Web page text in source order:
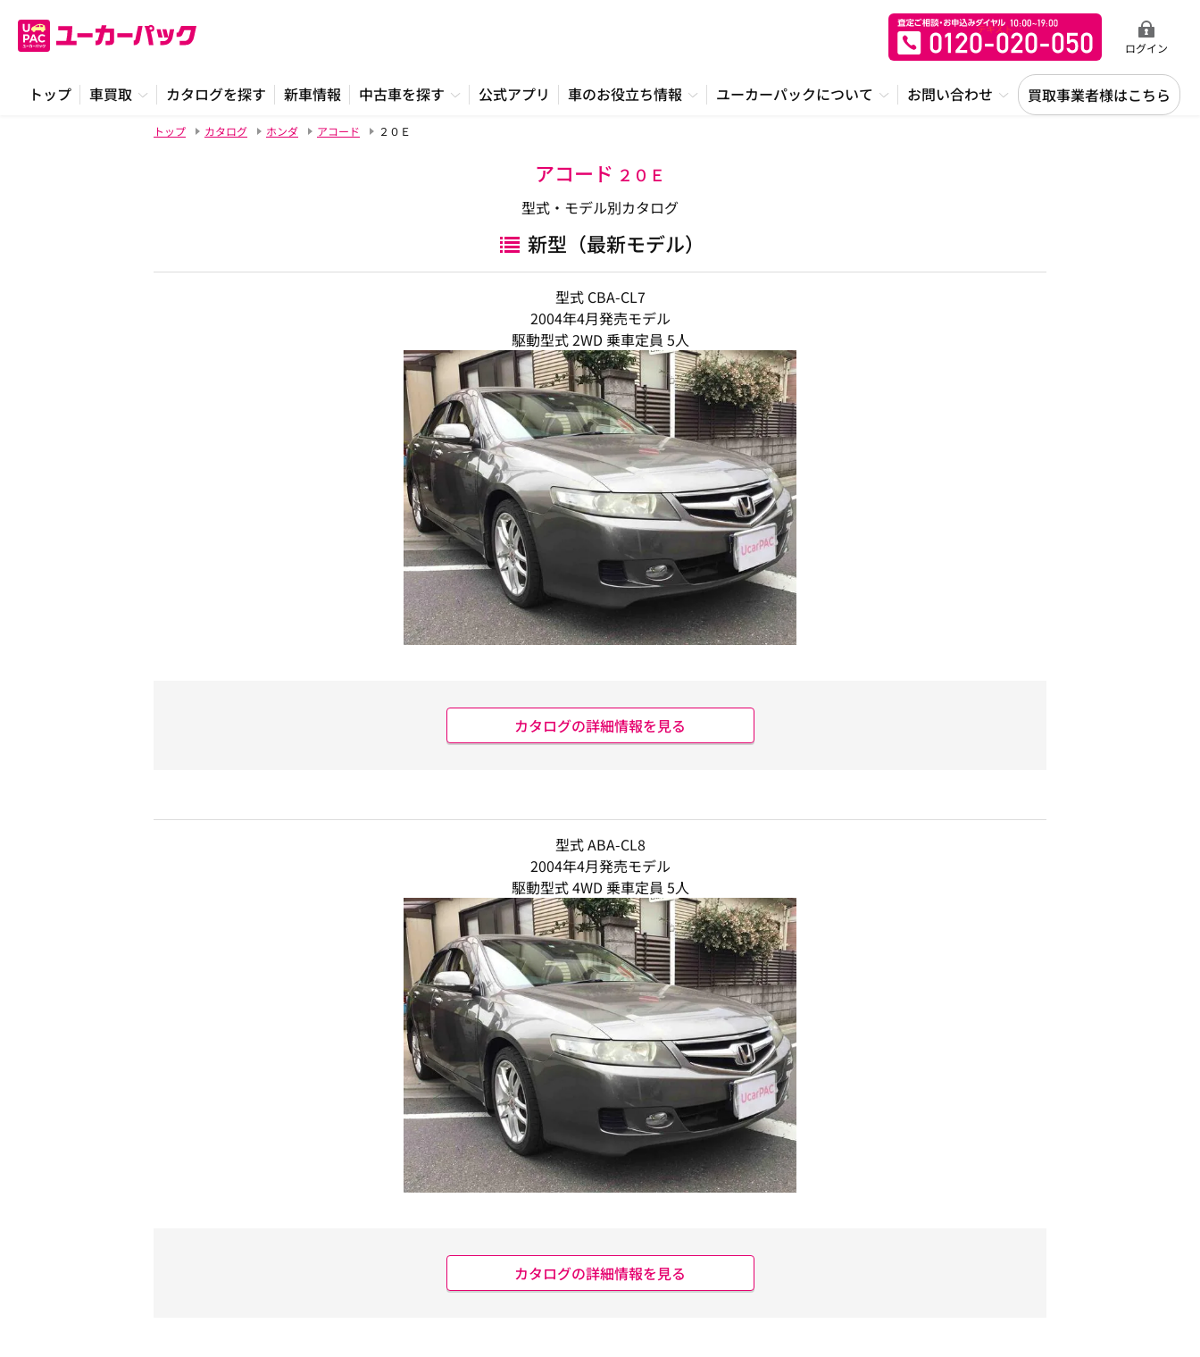
ログイン
トップ 車買取 カタログを探す 新車情報 中古車を探す 公式アプリ 車のお役立ち情報 ユーカーパックについて お問い合わせ 買取事業者様はこちら
トップ カタログ ホンダ アコード ２０Ｅ
アコード ２０Ｅ
型式・モデル別カタログ
新型（最新モデル）
型式 CBA-CL7
2004年4月発売モデル
駆動型式 2WD 乗車定員 5人
カタログの詳細情報を見る
型式 ABA-CL8
2004年4月発売モデル
駆動型式 4WD 乗車定員 5人
カタログの詳細情報を見る